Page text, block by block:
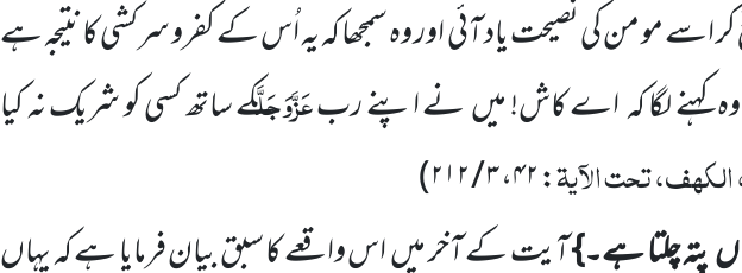
اسے مو من کی نصیحت یاد آئی اور وہ سمجھا کہ یہ اُس کے کفرو سرکشی کا نتیجہ ہے
لگا کہاے کاش! میںنے اپنے ربعَزَّوَجَلَّکے ساتھ کسی کو شریک نہ کیا
تحت الآیۃ: ۴۲، ۳ / ۲۱۲ )
پتہ چلتا ہے۔}آیت کے آخر میںاس واقعے کا سبق بیان فرمایا ہے کہ یہاں